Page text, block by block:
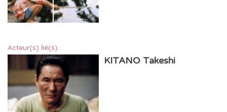
Acteur(s) lié(s) :
KITANO Takeshi